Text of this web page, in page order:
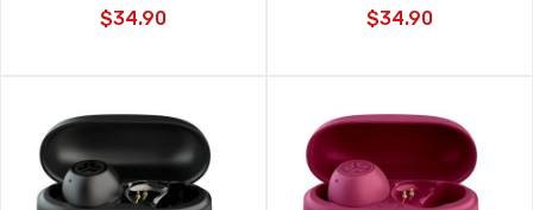
$34.90 $34.90